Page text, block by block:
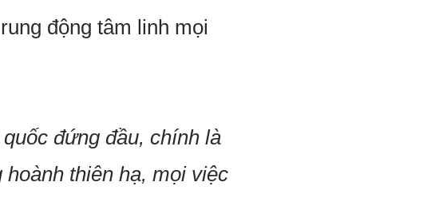
động tâm linh mọi
đứng đầu, chính là
thiên hạ, mọi việc